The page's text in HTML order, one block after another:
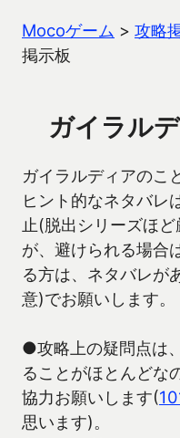
Mocoゲーム > 攻略
掲示板
ガイラル
ガイラルディアのこ
ヒント的なネタバレ
止(脱出シリーズほ
が、避けられる場合
る方は、ネタバレが
意)でお願いします。
●攻略上の疑問点は
ることがほとんどな
協力お願いします(
思います)。